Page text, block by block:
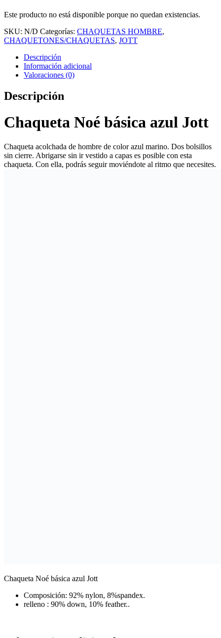
Este producto no está disponible porque no quedan existencias.
SKU: N/D Categorías: CHAQUETAS HOMBRE,
CHAQUETONES/CHAQUETAS, JOTT
Descripción
Información adicional
Valoraciones (0)
Descripción
Chaqueta Noé básica azul Jott
Chaqueta acolchada de hombre de color azul marino. Dos bolsillos
sin cierre. Abrigarse sin ir vestido a capas es posible con esta
chaqueta. Con ella, podrás seguir moviéndote al ritmo que necesites.
Chaqueta Noé básica azul Jott
Composición: 92% nylon, 8%spandex.
relleno : 90% down, 10% feather..